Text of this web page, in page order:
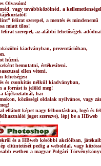
Olvasóm!
vagy továbbközölnéd, a
felirat szerepel, a mentés és mindenemű
miatt tilos!
szerepel, az alábbi lehetőségek
kiadványban, prezentációban,
húzni.
bemutatni, értékesíteni.
ellen véteni.
lehetséges:
és csonkítás nélkül kiadványban,
a forrást is jelöld meg!
tájékoztatnál, ha:
közösségi oldalak nyílvános, vagy
ellátott képet nagy felbontásban, logó és
jogot szerezve), lépj be a HBweb
és a HBweb későbbi akcióiban,
eltüntetését pedig a weboldal, vagy
esetben a magyar Polgári